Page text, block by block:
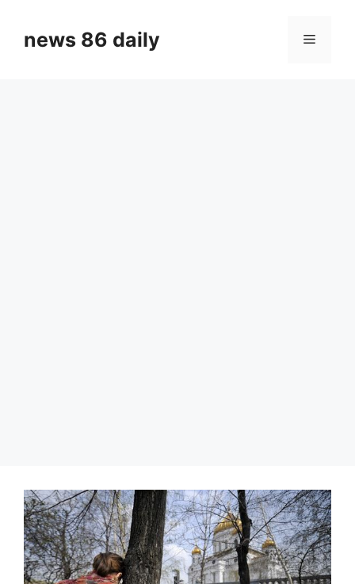
contentnews 86 daily Menu